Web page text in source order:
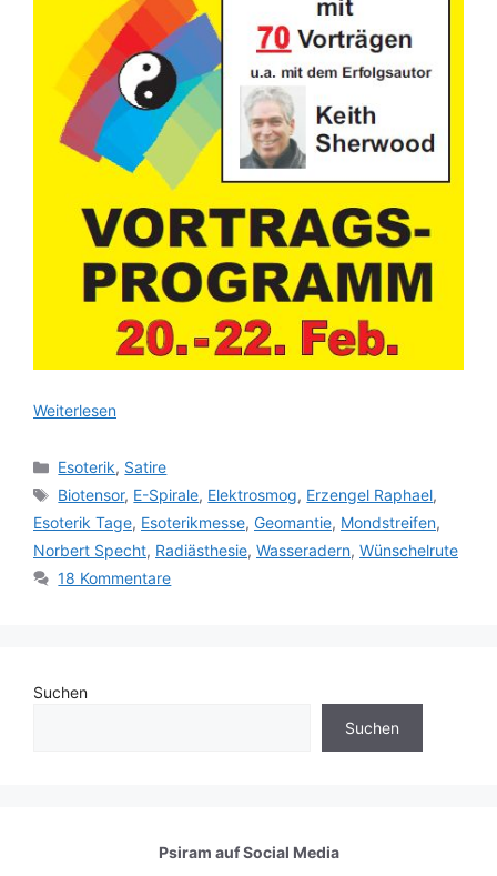
Weiterlesen
Kategorien
Esoterik, Satire
Schlagwörter
Biotensor, E-Spirale, Elektrosmog, Erzengel Raphael,
Esoterik Tage, Esoterikmesse, Geomantie, Mondstreifen,
Norbert Specht, Radiästhesie, Wasseradern, Wünschelrute
18 Kommentare
Suchen
Suchen
Psiram aufSocial Media